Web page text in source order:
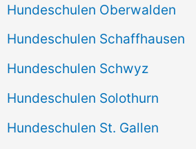
Hundeschulen Oberwalden
Hundeschulen Schaffhausen
Hundeschulen Schwyz
Hundeschulen Solothurn
Hundeschulen St. Gallen